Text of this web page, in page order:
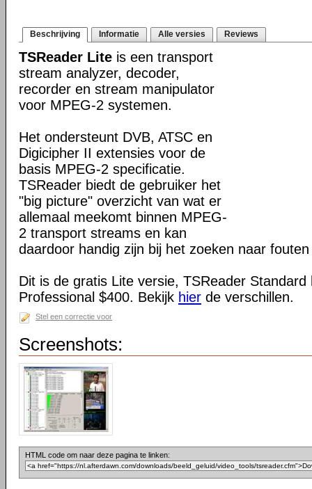
Beschrijving Informatie Alle versies Reviews
TSReader Lite is een transport
stream analyzer, decoder,
recorder en stream manipulator
voor MPEG-2 systemen.
Het ondersteunt DVB, ATSC en
Digicipher II extensies voor de
basis MPEG-2 specificatie.
TSReader biedt de gebruiker het
"big picture" overzicht van wat er
allemaal meekomt binnen MPEG-
2 transport streams en kan
daardoor handig zijn bij het zoeken naar
Dit is de gratis Lite versie, TSReader Standard
Professional $400. Bekijk hier de verschillen.
Stel een correctie voor
Screenshots:
HTML code om naar deze pagina te linken: